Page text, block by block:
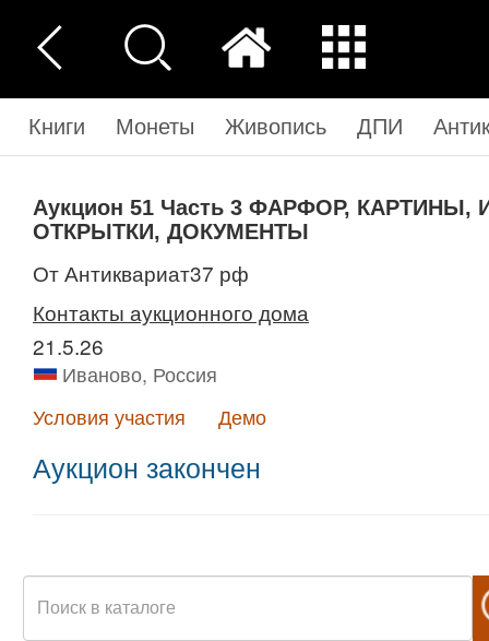
Книги Монеты Живопись ДПИ
Аукцион 51 Часть 3 ФАРФОР, КАРТИНЫ,
ОТКРЫТКИ, ДОКУМЕНТЫ
от Антиквариат37 рф
Контакты аукционного дома
21.5.26
Иваново, Россия
Условия участия
Демо
Аукцион закончен